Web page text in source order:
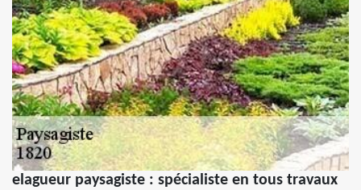
elagueur paysagiste : spécialiste en tous travaux